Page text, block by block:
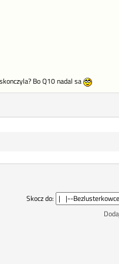
Bo Q10 nadal sa
Skocz do: